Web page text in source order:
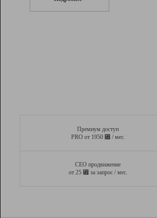
Премиум доступ
PRO от 1950 ⃏ / мес.
СЕО продвижение
от 25 ⃏ за запрос / мес.